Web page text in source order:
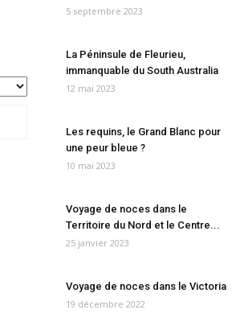
5 septembre 2023
La Péninsule de Fleurieu,
immanquable du South Australia
12 mai 2023
Les requins, le Grand Blanc pour
une peur bleue ?
10 mai 2023
Voyage de noces dans le
Territoire du Nord et le Centre...
25 janvier 2023
Voyage de noces dans le Victoria
19 décembre 2022